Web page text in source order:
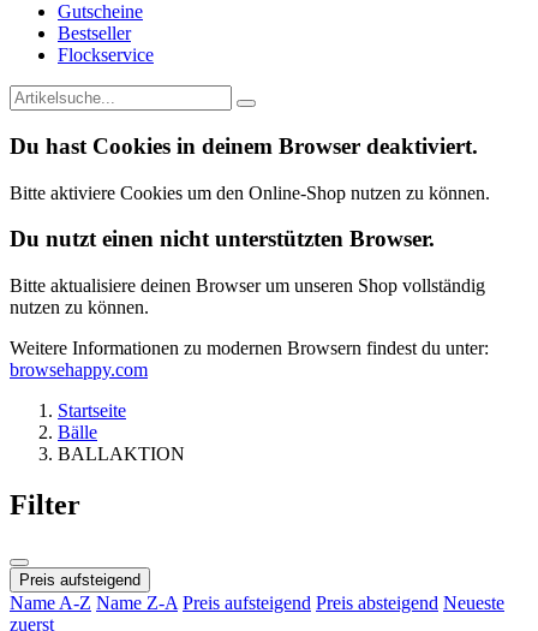
Gutscheine
Bestseller
Flockservice
Du hast Cookies in deinem Browser deaktiviert.
Bitte aktiviere Cookies um den Online-Shop nutzen zu können.
Du nutzt einen nicht unterstützten Browser.
Bitte aktualisiere deinen Browser um unseren Shop vollständig
nutzen zu können.
Weitere Informationen zu modernen Browsern findest du unter:
browsehappy.com
Startseite
Bälle
BALLAKTION
Filter
Preis aufsteigend
Name A-Z Name Z-A Preis aufsteigend Preis absteigend Neueste
zuerst